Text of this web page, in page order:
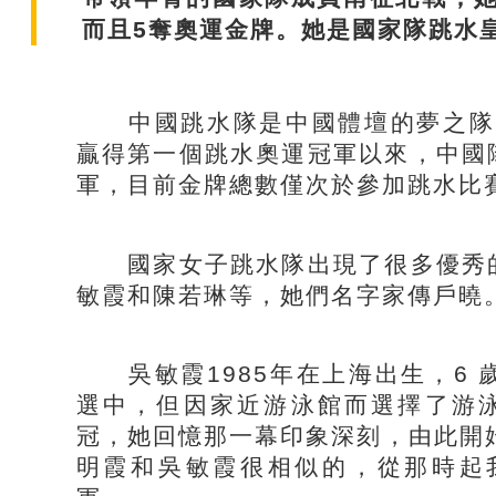
而且 5奪奧運金牌。 她是 國家隊跳水
中國跳水隊是中國體壇的夢之隊
贏得第一個跳水奧運冠軍以來，中
軍，目前金牌總數僅次於參加跳水比
國家女子跳水隊出現了很多優
敏霞和陳若琳等，她們名字家傳戶曉
吳敏霞 1985年在上海出生， 6
選中，但因家近游泳館而選擇了游
冠，她回憶那一幕印象深刻，由此開
明霞和吳敏霞很相似的，從那時